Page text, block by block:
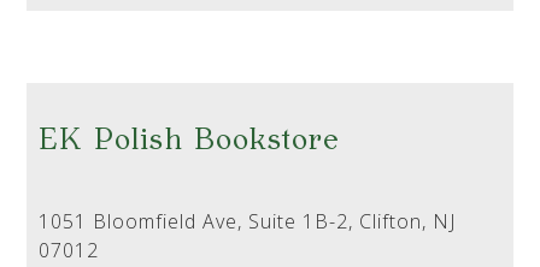
EK Polish Bookstore
1051 Bloomfield Ave, Suite 1B-2, Clifton, NJ
07012